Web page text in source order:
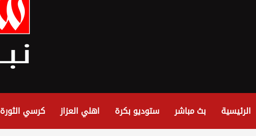
الرئيسية بث مباشر ستوديو بكرة اهلي العزاز كرسي الثورة